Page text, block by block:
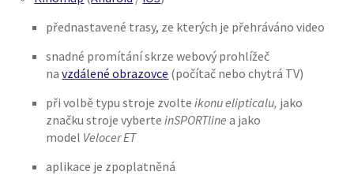
přednastavené trasy, ze kterých je přehráváno video
snadné promítání skrze webový prohlížeč
navzdálené obrazovce (počítač nebo chytrá TV)
při volbě typu stroje zvolteikonu elipticalu, jako
značku stroje vyberteinSPORTline a jako
model Velocer ET
aplikace je zpoplatněná